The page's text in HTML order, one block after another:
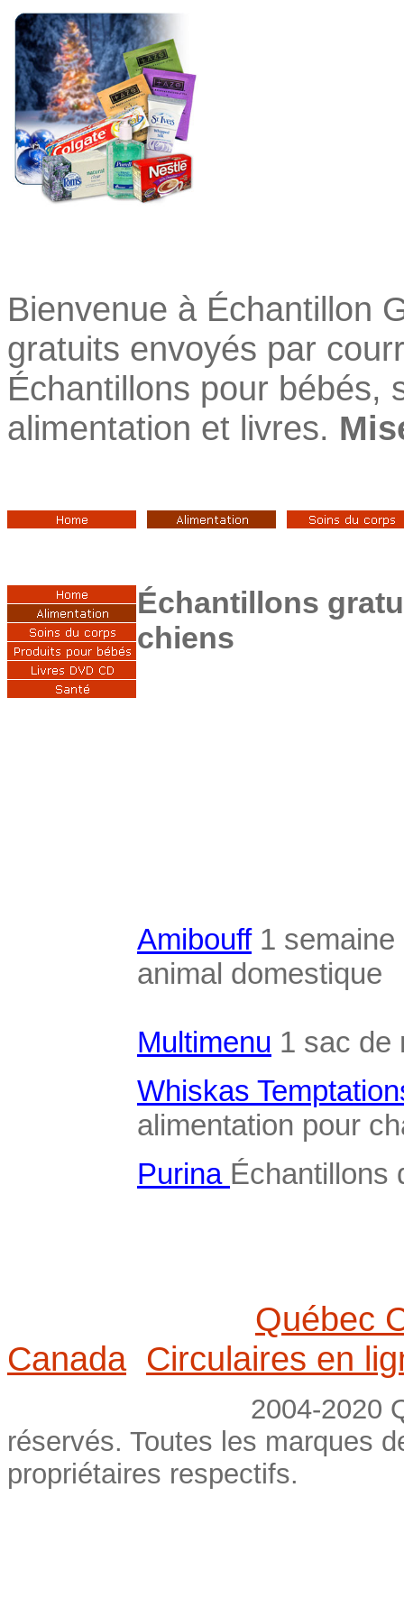
Bienvenue à Échantillon
gratuits envoyés par
Échantillons pour bébés,
alimentation et livres.
Échantillons
chiens
Amibouff 1
animal domestique
Multimenu 1 sac de
Whiskas
alimentation pour
Purina Échantillons
Québec
Canada Circulaires en
2004-2020 Québec
réservés. Toutes les marques
propriétaires respectifs.